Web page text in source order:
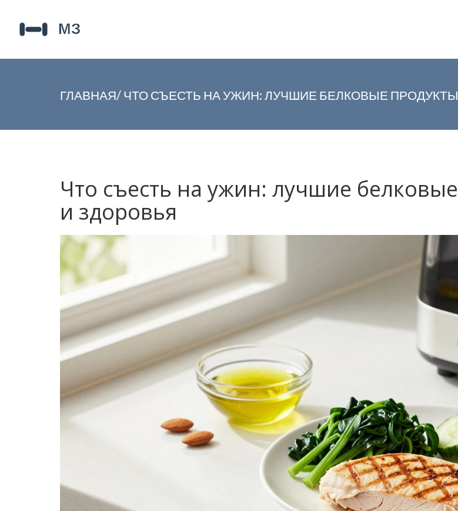
ГЛАВНАЯ/ ЧТО СЪЕСТЬ НА УЖИН: ЛУЧШИЕ БЕЛКОВЫЕ
Что съесть на ужин: лучшие
и здоровья